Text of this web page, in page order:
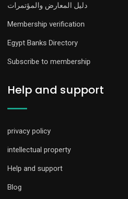
دليل المعارض والمؤتمرات
Membership verification
Egypt Banks Directory
Subscribe to membership
Help and support
privacy policy
intellectual property
Help and support
Blog